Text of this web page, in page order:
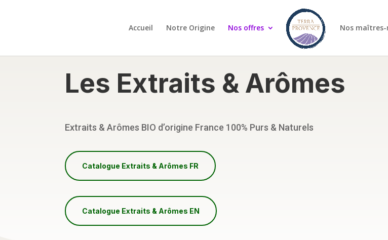
Accueil Notre Origine Nos offres Nos
Les Extraits & Arômes
Extraits & Arômes BIO d’origine France 100% Purs & Naturels
Catalogue Extraits & Arômes FR
Catalogue Extraits & Arômes EN